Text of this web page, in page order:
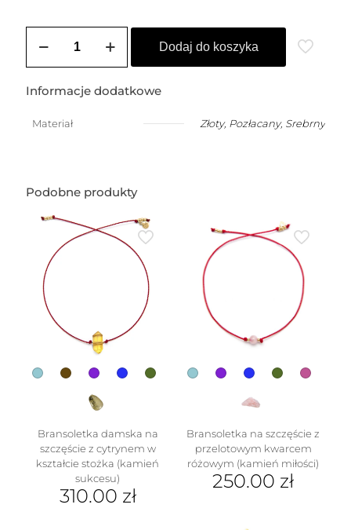
ZOZO
Choker
przywieszką
w
(1,5
Dodaj do koszyka
Informacje dodatkowe
Materiał Złoty, Pozłacany, Srebrny
Podobne produkty
Bransoletka damska na
szczęście z cytrynem w
kształcie stożka (kamień
sukcesu)
310.00 zł
Bransoletka na szczęście z
przelotowym kwarcem
różowym (kamień miłości)
250.00 zł